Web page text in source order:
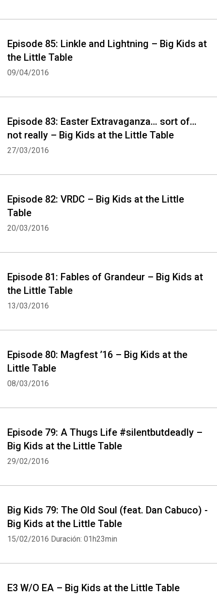
Episode 85: Linkle and Lightning – Big Kids at
the Little Table
09/04/2016
Episode 83: Easter Extravaganza… sort of…
not really – Big Kids at the Little Table
27/03/2016
Episode 82: VRDC – Big Kids at the Little
Table
20/03/2016
Episode 81: Fables of Grandeur – Big Kids at
the Little Table
13/03/2016
Episode 80: Magfest ’16 – Big Kids at the
Little Table
08/03/2016
Episode 79: A Thugs Life #silentbutdeadly –
Big Kids at the Little Table
29/02/2016
Big Kids 79: The Old Soul (feat. Dan Cabuco) -
Big Kids at the Little Table
15/02/2016 Duración: 01h23min
E3 W/O EA – Big Kids at the Little Table